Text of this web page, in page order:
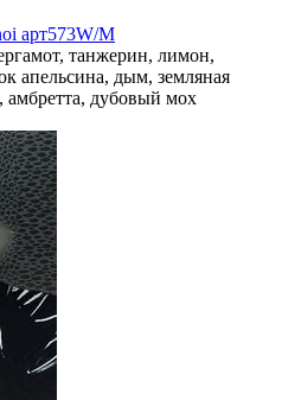
арт573W/M
танжерин, лимон,
апельсина, дым, земляная
амбретта, дубовый мох